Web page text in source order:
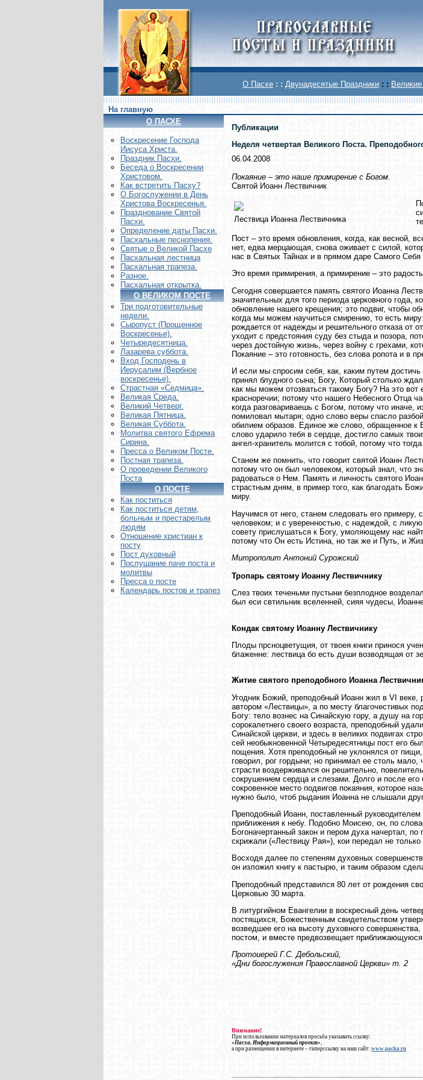
О Пасхе : : Двунадесятые Праздники : :
На главную
О ПАСХЕ
Воскреcение Господа
Иисуса Христа.
Праздник Пасхи.
Беседа о Воскресении
Христовом.
Как встретить Пасху?
О Богослужении в День
Христова Воскресенья.
Празднование Святой
Пасхи.
Определение даты Пасхи.
Пасхальные песнопения.
Святые о Великой Пасхе
Пасхальная лестница
Пасхальная трапеза.
Разное.
Пасхальная открытка.
О ВЕЛИКОМ ПОСТЕ
Три подготовительные
недели.
Сыропуст (Прощенное
Воскресенье).
Четыредесятница.
Лазарева суббота.
Вход Господень в
Иерусалим (Вербное
воскресенье).
Страстная «Седмица».
Великая Среда.
Великий Четверг.
Великая Пятница.
Великая Суббота.
Молитва святого Ефрема
Сирина.
Пресса о Великом Посте.
Постная трапеза.
О проведении Великого
Поста
О ПОСТЕ
Как поститься
Как поститься детям,
больным и престарелым
людям
Отношение христиан к
посту
Пост духовный
Послушание паче поста и
молитвы
Пресса о посте
Календарь постов и трапез
Публикации
Неделя четвертая Великого Поста.
06.04.2008
Покаяние – это наше примирение с Богом.
Святой Иоанн Лествичник
Лествица Иоанна Лествичника
Пост – это время обновления, когда, как весной,
нет, едва мерцающая, снова оживает с силой,
нас в Святых Тайнах и в прямом даре Самого Себя
Это время примирения, а примирение – это
Сегодня совершается память святого Иоанна
значительных для того периода церковного года,
обновление нашего крещения; это подвиг, чтобы
когда мы можем научиться смирению, то есть
рождается от надежды и решительного отказа от
уходит с предстояния суду без стыда и позора,
через достойную жизнь, через войну с грехами,
Покаяние – это готовность, без слова ропота и в
И если мы спросим себя, как, каким путем
принял блудного сына; Богу, Который столько
как мы можем отозваться такому Богу? На это
красноречии; потому что нашего Небесного Отца
когда разговариваешь с Богом, потому что иначе,
помиловал мытаря; одно слово веры спасло
обилием образов. Единое же слово, обращенное к
слово ударило тебя в сердце, достигло самых
ангел-хранитель молится с тобой, потому что
Станем же помнить, что говорит святой Иоанн
потому что он был человеком, который знал, что
радоваться о Нем. Память и личность святого
страстным дням, в пример того, как благодать
миру.
Научимся от него, станем следовать его
человеком; и с уверенностью, с надеждой, с
совету прислушаться к Богу, умоляющему нас
потому что Он есть Истина, но так же и Путь, и
Митрополит Антоний Сурожский
Тропарь святому Иоанну Лествичнику
Слез твоих теченьми пустыни безплодное
был еси свтильник вселенней, сияя чудесы,
Кондак святому Иоанну Лествичнику
Плоды прсноцветущия, от твоея книги принося
блаженне: лествица бо есть души возводящая от
Житие святого преподобного Иоанна
Угодник Божий, преподобный Иоанн жил в VI
автором «Лествицы», а по месту благочестивых
Богу: тело вознес на Синайскую гору, а душу на
сорокалетнего своего возраста, преподобный
Синайской церкви, и здесь в великих подвигах
сей необыкновенной Четыредесятницы пост его
пощения. Хотя преподобный не уклонялся от
говорил, рог гордыни; но принимал ее столь
страсти воздерживался он решительно,
сокрушением сердца и слезами. Долго и после
сокровенное место подвигов покаяния, которое
нужно было, чтоб рыдания Иоанна не слышали
Преподобный Иоанн, поставленный
приближения к небу. Подобно Моисею, он, по
Богоначертанный закон и пером духа начертал,
скрижали («Лествицу Рая»), кои передал не
Восходя далее по степеням духовных
он изложил книгу к пастырю, и таким образом
Преподобный представился 80 лет от рождения
Церковью 30 марта.
В литургийном Евангелии в воскресный день
постящихся, Божественным свидетельством
возведшее его на высоту духовного
постом, и вместе предвозвещает приближающуюся
Протоиерей Г.С. Дебольский,
«Дни богослужения Православной Церкви» т. 2
Внимание!
При использовании материалов просьба указывать ссылку:
«Пасха. Информационный проект»,
а при размещении в интернете – гиперссылку на наш сайт: www.packa.ru